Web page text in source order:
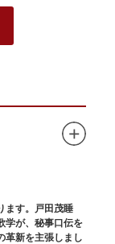
ます。戸田茂睡
学が、秘事口伝を
革新を主張しまし